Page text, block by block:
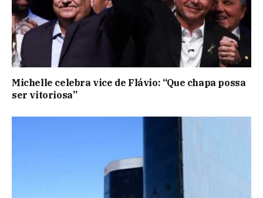
Michelle celebra vice de Flávio: “Que chapa possa
ser vitoriosa”